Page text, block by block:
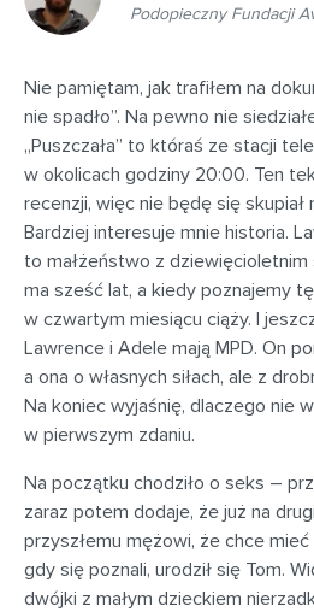
Podopieczny Fundacji
Nie pamiętam, jak trafiłem na
nie spadło”. Na pewno nie
„Puszczała” to któraś ze stacji
w okolicach godziny 20:00. Ten
recenzji, więc nie będę się
Bardziej interesuje mnie historia.
to małżeństwo z dziewięcioletnim
ma sześć lat, a kiedy poznajemy
w czwartym miesiącu ciąży. I
Lawrence i Adele mają MPD. On
a ona o własnych siłach, ale z
Na koniec wyjaśnię, dlaczego nie
w pierwszym zdaniu.
Na początku chodziło o seks –
zaraz potem dodaje, że już na
przyszłemu mężowi, że chce
gdy się poznali, urodził się Tom.
dwójki z małym dzieckiem